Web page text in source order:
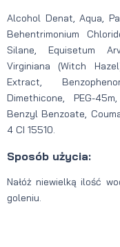
Alcohol Denat, Aqua,
Behentrimonium
Silane, Equisetum
Virginiana (Witch
Extract,
Dimethicone, PEG-
Benzyl Benzoate,
4 CI 15510.
Sposób użycia:
Nałóż niewielką ilość
goleniu.